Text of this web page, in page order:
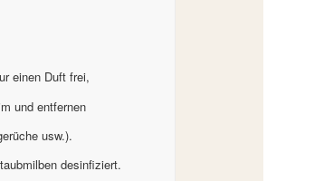
einen Duft frei,
und entfernen
usw.).
desinfiziert.